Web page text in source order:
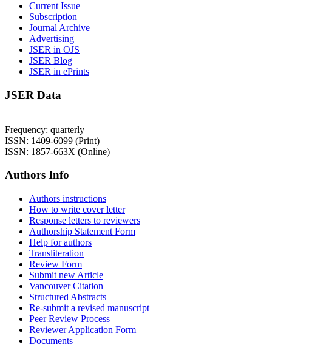
Current Issue
Subscription
Journal Archive
Advertising
JSER in OJS
JSER Blog
JSER in ePrints
JSER Data
Frequency: quarterly
ISSN: 1409-6099 (Print)
ISSN: 1857-663X (Online)
Authors Info
Authors instructions
How to write cover letter
Response letters to reviewers
Authorship Statement Form
Help for authors
Transliteration
Review Form
Submit new Article
Vancouver Citation
Structured Abstracts
Re-submit a revised manuscript
Peer Review Process
Reviewer Application Form
Documents